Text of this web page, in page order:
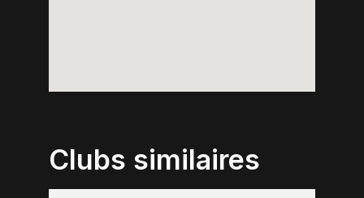
Clubs similaires